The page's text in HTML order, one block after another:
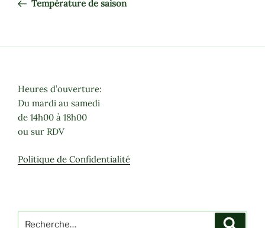
l’article
Température de saison
Heures d’ouverture:
Du mardi au samedi
de 14h00 à 18h00
ou sur RDV
Politique de Confidentialité